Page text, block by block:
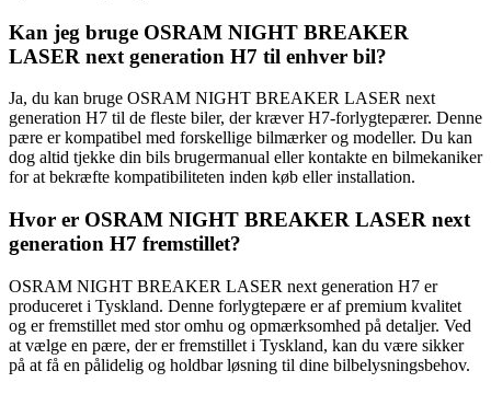
Kan jeg bruge OSRAM NIGHT BREAKER
LASER next generation H7 til enhver bil?
Ja, du kan bruge OSRAM NIGHT BREAKER LASER next
generation H7 til de fleste biler, der kræver H7-forlygtepærer. Denne
pære er kompatibel med forskellige bilmærker og modeller. Du kan
dog altid tjekke din bils brugermanual eller kontakte en bilmekaniker
for at bekræfte kompatibiliteten inden køb eller installation.
Hvor er OSRAM NIGHT BREAKER LASER next
generation H7 fremstillet?
OSRAM NIGHT BREAKER LASER next generation H7 er
produceret i Tyskland. Denne forlygtepære er af premium kvalitet
og er fremstillet med stor omhu og opmærksomhed på detaljer. Ved
at vælge en pære, der er fremstillet i Tyskland, kan du være sikker
på at få en pålidelig og holdbar løsning til dine bilbelysningsbehov.